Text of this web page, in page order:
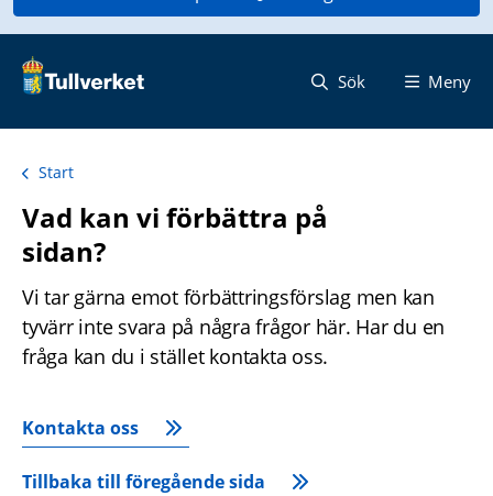
Sök Meny
Start
Vad kan vi förbättra på
sidan?
Vi tar gärna emot förbättringsförslag men kan
tyvärr inte svara på några frågor här. Har du en
fråga kan du i stället kontakta oss.
Kontakta oss
Tillbaka till föregående sida